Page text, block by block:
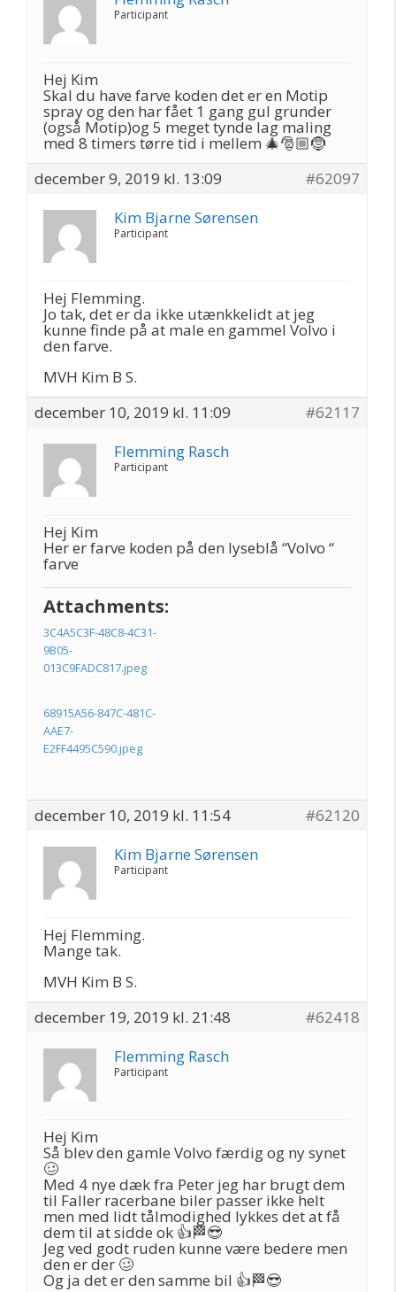
Participant
Hej Kim
Skal du have farve koden det er en Motip
spray og den har fået 1 gang gul grunder
(også Motip)og 5 meget tynde lag maling
med 8 timers tørre tid i mellem 🎄🎅🏼🤶
december 9, 2019 kl. 13:09
#62097
Kim Bjarne Sørensen
Participant
Hej Flemming.
Jo tak, det er da ikke utænkkelidt at jeg
kunne finde på at male en gammel Volvo i
den farve.
MVH Kim B S.
december 10, 2019 kl. 11:09
#62117
Flemming Rasch
Participant
Hej Kim
Her er farve koden på den lyseblå “Volvo “
farve
Attachments:
3C4A5C3F-48C8-4C31-
9B05-
013C9FADC817.jpeg
68915A56-847C-481C-
AAE7-
E2FF4495C590.jpeg
december 10, 2019 kl. 11:54
#62120
Kim Bjarne Sørensen
Participant
Hej Flemming.
Mange tak.
MVH Kim B S.
december 19, 2019 kl. 21:48
#62418
Flemming Rasch
Participant
Hej Kim
Så blev den gamle Volvo færdig og ny synet
🥴
Med 4 nye dæk fra Peter jeg har brugt dem
til Faller racerbane biler passer ikke helt
men med lidt tålmodighed lykkes det at få
dem til at sidde ok 👍🏁😎
Jeg ved godt ruden kunne være bedere men
den er der 🥴
Og ja det er den samme bil 👍🏁😎